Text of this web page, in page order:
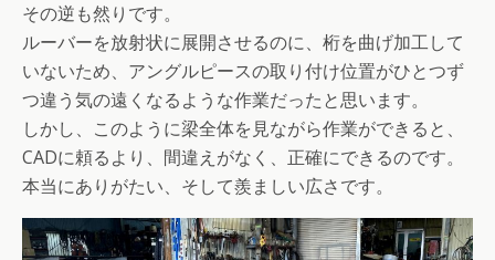
その逆も然りです。
ルーバーを放射状に展開させるのに、桁を曲げ加工して
いないため、アングルピースの取り付け位置がひとつず
つ違う気の遠くなるような作業だったと思います。
しかし、このように梁全体を見ながら作業ができると、
CADに頼るより、間違えがなく、正確にできるのです。
本当にありがたい、そして羨ましい広さです。